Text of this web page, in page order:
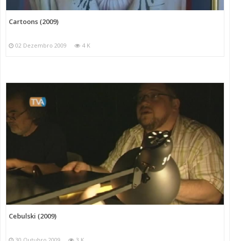
Cartoons (2009)
02 Dezembro 2009 4 K
Cebulski (2009)